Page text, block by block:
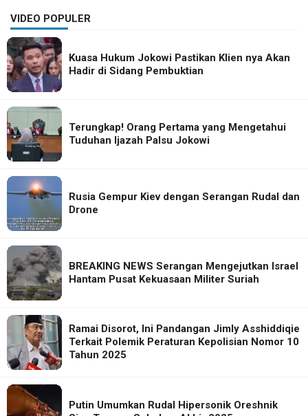
VIDEO POPULER
Kuasa Hukum Jokowi Pastikan Klien nya Akan
Hadir di Sidang Pembuktian
Terungkap! Orang Pertama yang Mengetahui
Tuduhan Ijazah Palsu Jokowi
Rusia Gempur Kiev dengan Serangan Rudal dan
Drone
BREAKING NEWS Serangan Mengejutkan Israel
Hantam Pusat Kekuasaan Militer Suriah
Ramai Disorot, Ini Pandangan Jimly Asshiddiqie
Terkait Polemik Peraturan Kepolisian Nomor 10
Tahun 2025
Putin Umumkan Rudal Hipersonik Oreshnik